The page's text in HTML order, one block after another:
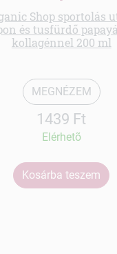
Shop sportolás
és tusfürdő
kollagénnel 200 ml
MEGNÉZEM
1439 Ft
Elérhetõ
Kosárba teszem